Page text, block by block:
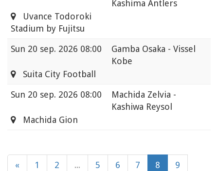
Kashima Antlers
Uvance Todoroki
Stadium by Fujitsu
Sun 20 sep. 2026 08:00
Gamba Osaka - Vissel
Kobe
Suita City Football
Sun 20 sep. 2026 08:00
Machida Zelvia -
Kashiwa Reysol
Machida Gion
« 1 2 ... 5 6 7 8 9